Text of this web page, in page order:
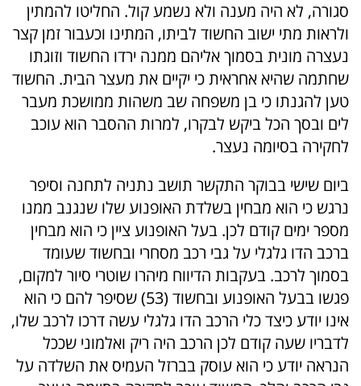
סגורה, לא היה מענה ולא נשמע קול. החליטו להמתין
ולראות מתי ישוב החשוד לביתו, המתינו וכעבור זמן קצר
נעצרה מונית בסמוך אליהם ממנה ירדו החשוד וזוגתו
שחתמה שהיא אחראית כי יקיים את מעצר הבית. החשוד
טען להגנתו כי בן משפחה שב משהות ממושכת מעבר
לים ובסך הכל ביקש לבקרו, למרות ההסבר הוא עוכב
לחקירה בסיומה נעצר.
ביום שישי בבוקר התקשר תושב נתניה לתחנה וסיפר
נרגש כי הוא מבחין בשלדת האופנוע שלו שנגנב ממנו
מספר ימים קודם לכן. בעל האופנוע ציין כי הוא מבחין
ברכב הדו גלגלי על גבי רכב מסחרי ובחשוד שעומד
בסמוך לרכב. בעקבות הדיווח מיהרו שוטרי סיור למקום,
פגשו בבעל האופנוע ובחשוד (53) שסיפר להם כי הוא
אינו יודע כיצד כלי הרכב הדו גלגלי עשה דרכו לרכב שלו,
לדבריו שעה קודם לכן הרכב היה ריק ואלמוני שככל
הנראה יודע כי הוא עוסק בברזל העמיס את השלדה על